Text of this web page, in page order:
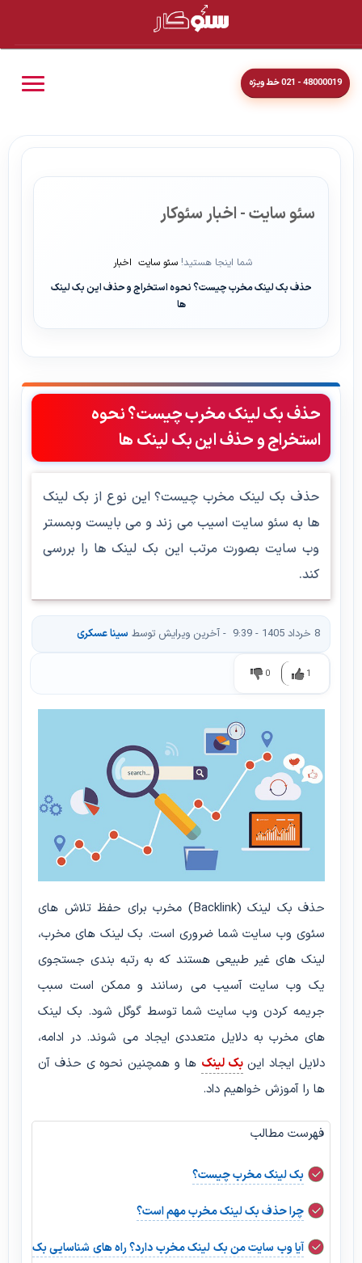
48000019 - 021 خط ویژه
سئو سایت - اخبار سئوکار
شما اینجا هستید! سئو سایت اخبار
حذف بک لینک مخرب چیست؟ نحوه استخراج و حذف این بک لینک
ها
حذف بک لینک مخرب چیست؟ نحوه
استخراج و حذف این بک لینک ها
حذف بک لینک مخرب چیست؟ این نوع از بک لینک
ها به سئو سایت اسیب می زند و می بایست وبمستر
وب سایت بصورت مرتب این بک لینک ها را بررسی
کند.
8 خرداد 1405 - 9:39 - آخرین ویرایش توسط سینا عسکری
1
0
حذف بک لینک (Backlink) مخرب برای حفظ تلاش های
سئوی وب سایت شما ضروری است. بک لینک های مخرب،
لینک های غیر طبیعی هستند که به رتبه بندی جستجوی
یک وب سایت آسیب می رسانند و ممکن است سبب
جریمه کردن وب سایت شما توسط گوگل شود. بک لینک
های مخرب به دلایل متعددی ایجاد می شوند. در ادامه،
دلایل ایجاد اینبک لینک ها و همچنین نحوه ی حذف آن
ها را آموزش خواهیم داد.
فهرست مطالب
بک لینک مخرب چیست؟
چرا حذف بک لینک مخرب مهم است؟
آیا وب سایت من بک لینک مخرب دارد؟ راه های شناسایی بک